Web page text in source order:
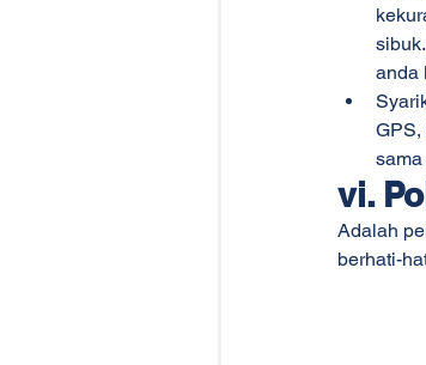
anda
GPS,
vi.
Adalah
berhati-